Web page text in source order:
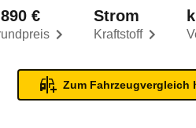
€
Kraftstoff
Strom
Zum Fahrzeugvergleich